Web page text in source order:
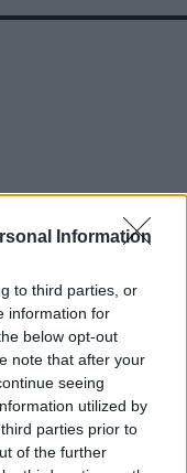
Information
to third parties, or
information for
below opt-out
note that after your
seeing
utilized by
parties prior to
of the further